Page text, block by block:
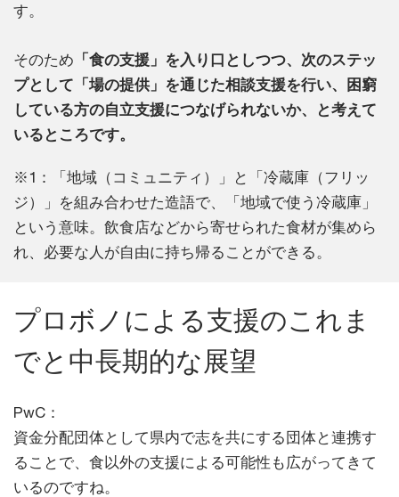
す。
そのため 「食の支援」を入り口としつつ、次のステッ
プとして「場の提供」を通じた相談支援を行い、困窮
している方の自立支援につなげられないか、と考えて
いるところです。
※1：「地域（コミュニティ）」と「冷蔵庫（フリッ
ジ）」を組み合わせた造語で、「地域で使う冷蔵庫」
という意味。飲食店などから寄せられた食材が集めら
れ、必要な人が自由に持ち帰ることができる。
プロボノによる支援のこれま
でと中長期的な展望
PwC：
資金分配団体として県内で志を共にする団体と連携す
ることで、食以外の支援による可能性も広がってきて
いるのですね。